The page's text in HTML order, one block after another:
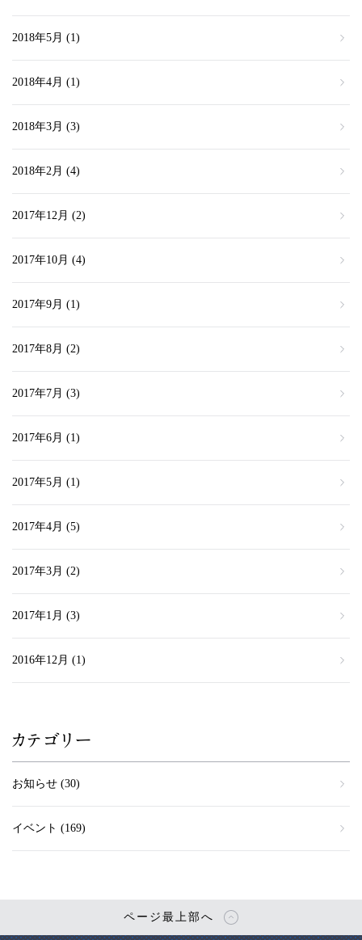
2018年5月 (1)
2018年4月 (1)
2018年3月 (3)
2018年2月 (4)
2017年12月 (2)
2017年10月 (4)
2017年9月 (1)
2017年8月 (2)
2017年7月 (3)
2017年6月 (1)
2017年5月 (1)
2017年4月 (5)
2017年3月 (2)
2017年1月 (3)
2016年12月 (1)
カテゴリー
お知らせ (30)
イベント (169)
ページ最上部へ